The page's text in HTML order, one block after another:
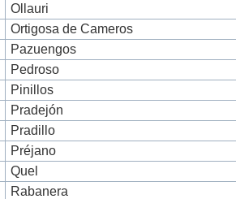
Ollauri
Ortigosa de Cameros
Pazuengos
Pedroso
Pinillos
Pradejón
Pradillo
Préjano
Quel
Rabanera